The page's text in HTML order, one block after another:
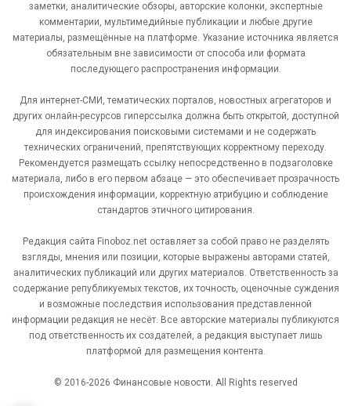
заметки, аналитические обзоры, авторские колонки, экспертные
комментарии, мультимедийные публикации и любые другие
материалы, размещённые на платформе. Указание источника является
обязательным вне зависимости от способа или формата
последующего распространения информации.
Для интернет-СМИ, тематических порталов, новостных агрегаторов и
других онлайн-ресурсов гиперссылка должна быть открытой, доступной
для индексирования поисковыми системами и не содержать
технических ограничений, препятствующих корректному переходу.
Рекомендуется размещать ссылку непосредственно в подзаголовке
материала, либо в его первом абзаце — это обеспечивает прозрачность
происхождения информации, корректную атрибуцию и соблюдение
стандартов этичного цитирования.
Редакция сайта Finoboz.net оставляет за собой право не разделять
взгляды, мнения или позиции, которые выражены авторами статей,
аналитических публикаций или других материалов. Ответственность за
содержание републикуемых текстов, их точность, оценочные суждения
и возможные последствия использования представленной
информации редакция не несёт. Все авторские материалы публикуются
под ответственность их создателей, а редакция выступает лишь
платформой для размещения контента.
© 2016-2026 Финансовые новости. All Rights reserved